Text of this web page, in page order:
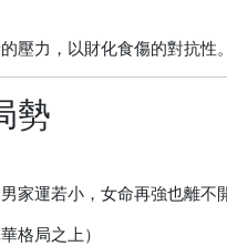
壓力，以財化食傷的對抗性。
勢
家運若小，女命再強也離不開
格局之上）